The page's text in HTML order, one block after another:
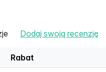
Dodaj swoją recenzję
Rabat